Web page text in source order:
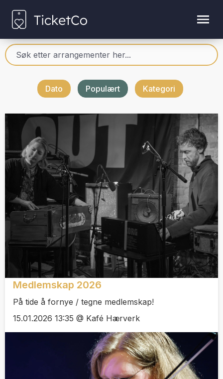
Dato Populært Kategori
Medlemskap 2026
På tide å fornye / tegne medlemskap!
15.01.2026 13:35 @ Kafé Hærverk